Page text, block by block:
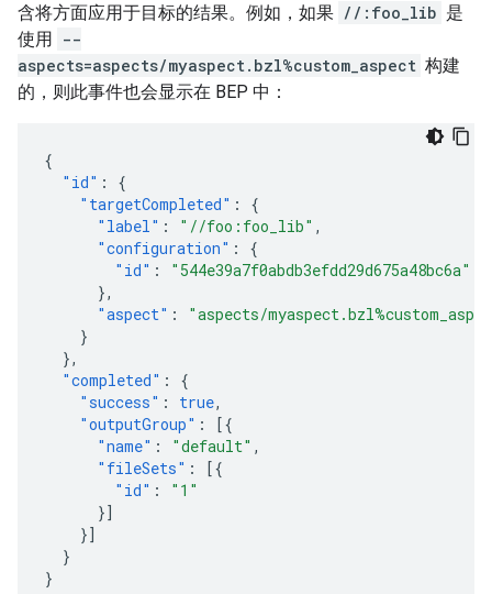
含将方面应用于目标的结果。例如，如果 //:foo_lib 是
使用 --
aspects=aspects/myaspect.bzl%custom_aspect 构建
的，则此事件也会显示在 BEP 中：
{
"id" :
{
"targetCompleted" :
{
"label" : "//foo:foo_lib" ,
"configuration" :
{
"id" :
"544e39a7f0abdb3efdd29d675a48bc6a"
},
"aspect" :
"aspects/
}
},
"completed" :
{
"success" : true,
"outputGroup" :
[{
"name" : "default" ,
"fileSets" :
[{
"id" :
"1"
}]
}]
}
}